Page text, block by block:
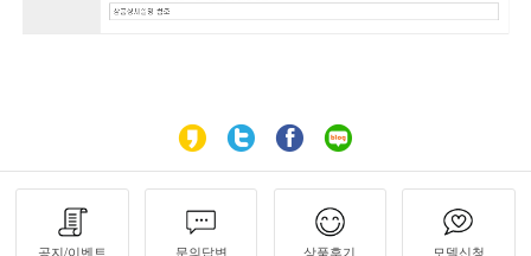
공지/이벤트 문의답변 상품후기 모델신청